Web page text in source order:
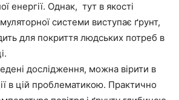
енергії. Однак, тут в якості
системи виступає ґрунт,
для покриття людських потреб в
дослідження, можна вірити в
в цій проблематикою. Практично